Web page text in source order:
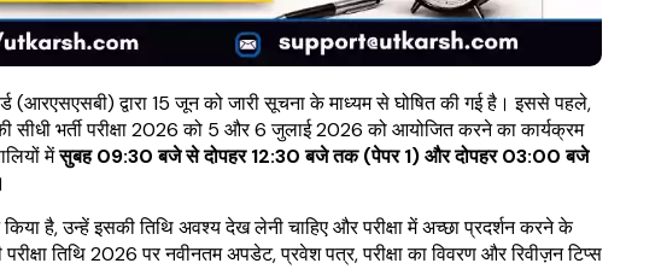
(आरएसएसबी) द्वारा 15 जून को जारी सूचना के माध्यम से घोषित की गई है। इससे पहले,
भर्ती परीक्षा 2026 को 5 और 6 जुलाई 2026 को आयोजित करने का कार्यक्रम
मेंसुबह 09:30 बजे से दोपहर 12:30 बजे तक (पेपर 1) और दोपहर 03:00 बजे
है, उन्हें इसकी तिथि अवश्य देख लेनी चाहिए और परीक्षा में अच्छा प्रदर्शन करने के
तिथि 2026 पर नवीनतम अपडेट, प्रवेश पत्र, परीक्षा का विवरण और रिवीज़न टिप्स